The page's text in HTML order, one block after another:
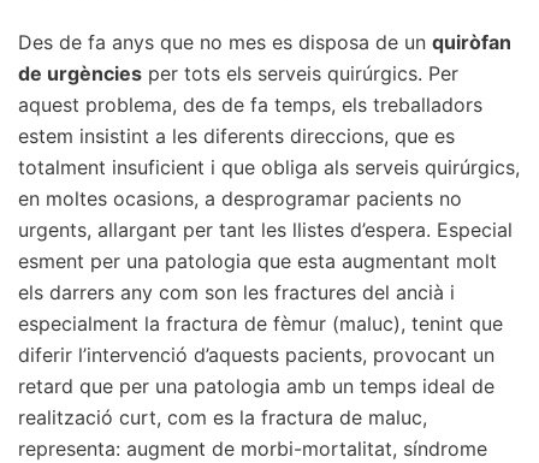
Des de fa anys que no mes es disposa de un quiròfan
de urgències per tots els serveis quirúrgics. Per
aquest problema, des de fa temps, els treballadors
estem insistint a les diferents direccions, que es
totalment insuficient i que obliga als serveis quirúrgics,
en moltes ocasions, a desprogramar pacients no
urgents, allargant per tant les llistes d’espera. Especial
esment per una patologia que esta augmentant molt
els darrers any com son les fractures del ancià i
especialment la fractura de fèmur (maluc), tenint que
diferir l’intervenció d’aquests pacients, provocant un
retard que per una patologia amb un temps ideal de
realització curt, com es la fractura de maluc,
representa: augment de morbi-mortalitat, síndrome